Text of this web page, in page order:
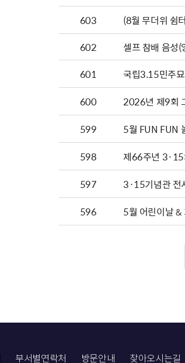
603
602
셀프 참배 음성
601
국립3.15민주
600
599
5월 FUN FUN
598
제66주년 3·15
597
3·15기념관 전
596
5월 어린이날 &
부서별연락처 방문안내 찾아오시는길